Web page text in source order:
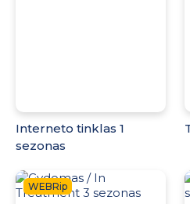
Interneto tinklas 1
sezonas
WEBRip